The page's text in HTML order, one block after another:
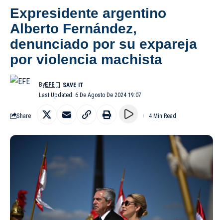
Expresidente argentino
Alberto Fernández,
denunciado por su expareja
por violencia machista
Last Updated: 6 De Agosto De 2024 19:07
ByEFE
Share 4 Min Read